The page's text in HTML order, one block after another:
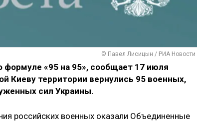
© Павел Лисицын / РИА Новости
«95 на 95», сообщает 17 июля
Киеву территории вернулись 95 военных,
сил Украины.
российских военных оказали Объединенные